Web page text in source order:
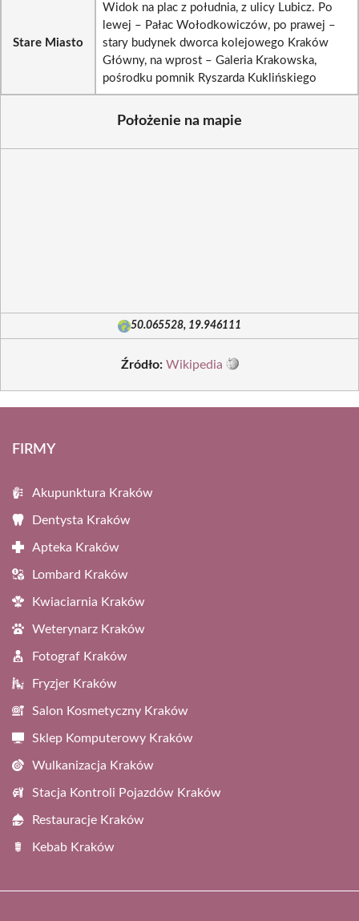
Stare Miasto
Widok na plac z południa, z ulicy Lubicz. Po
lewej – Pałac Wołodkowiczów, po prawej –
stary budynek dworca kolejowego Kraków
Główny, na wprost – Galeria Krakowska,
pośrodku pomnik Ryszarda Kuklińskiego
Położenie na mapie
50.065528, 19.946111
Źródło: Wikipedia
FIRMY
Akupunktura Kraków
Dentysta Kraków
Apteka Kraków
Lombard Kraków
Kwiaciarnia Kraków
Weterynarz Kraków
Fotograf Kraków
Fryzjer Kraków
Salon Kosmetyczny Kraków
Sklep Komputerowy Kraków
Wulkanizacja Kraków
Stacja Kontroli Pojazdów Kraków
Restauracje Kraków
Kebab Kraków